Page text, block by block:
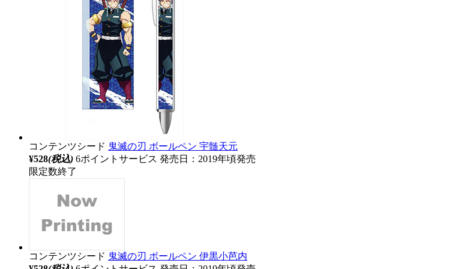
コンテンツシード 鬼滅の刃 ボールペン 宇髄天元
¥528(税込) 6ポイントサービス 発売日：2019年頃発売
限定数終了
コンテンツシード 鬼滅の刃 ボールペン 伊黒小芭内